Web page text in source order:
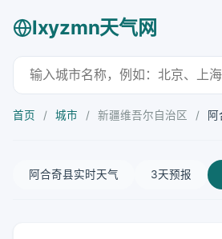
lxyzmn天气网
首页 / 城市 / 新疆维吾尔自治区 /
阿合奇县实时天气 3天预报